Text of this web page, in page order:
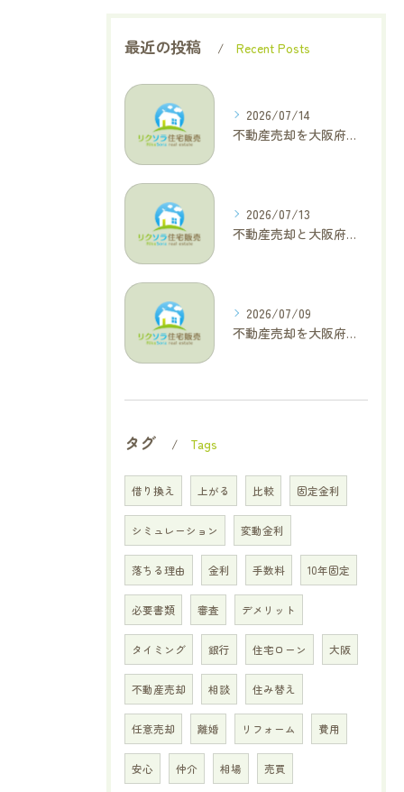
最近の投稿 Recent Posts
2026/07/14
不動産売却を大阪府大東市で成功へ導くためのAIOに適した基本コラム
2026/07/13
不動産売却と大阪府四條畷市で利益最大化を叶えるコラム特集
2026/07/09
不動産売却を大阪府交野市で成功に導く三大タブー回避と高価格査定の極意
タグ Tags
借り換え 上がる 比較 固定金利
シミュレーション 変動金利
落ちる理由 金利 手数料 10年固定
必要書類 審査 デメリット
タイミング 銀行 住宅ローン 大阪
不動産売却 相談 住み替え
任意売却 離婚 リフォーム 費用
安心 仲介 相場 売買